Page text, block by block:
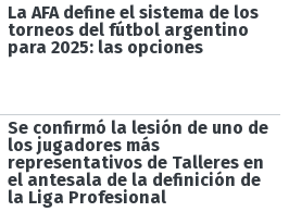
La AFA define el sistema de los
torneos del fútbol argentino
para 2025: las opciones
Se confirmó la lesión de uno de
los jugadores más
representativos de Talleres en
el antesala de la definición de
la Liga Profesional